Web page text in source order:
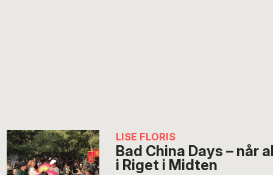
LISE FLORIS
Bad China Days – når
i Riget i Midten